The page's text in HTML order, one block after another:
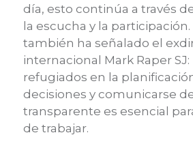
día, esto continúa a través
la escucha y la
también ha señalado el
internacional Mark Raper
refugiados en la
decisiones y comunicarse
transparente es esencial
de trabajar.